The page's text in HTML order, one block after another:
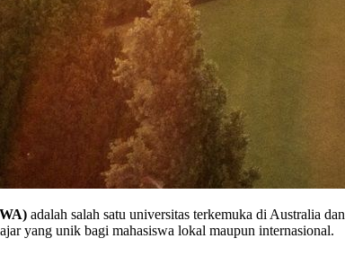
adalah salah satu universitas terkemuka di Australia
yang unik bagi mahasiswa lokal maupun internasional.